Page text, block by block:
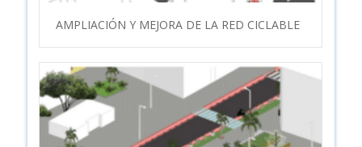
AMPLIACIÓN Y MEJORA DE LA RED CICLABLE